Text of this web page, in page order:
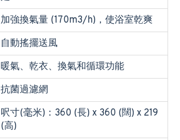
加強換氣量 (170m3/h)，使浴室乾爽
自動搖擺送風
暖氣、乾衣、換氣和循環功能
抗菌過濾網
呎寸(毫米)：360 (長) x 360 (闊) x 219
(高)